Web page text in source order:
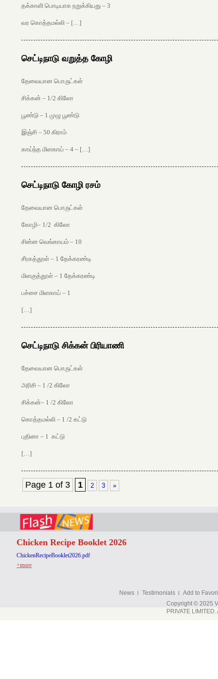
தக்காளி பொடியாக நறுக்கியது – 3
வர கொத்தமல்லி – […]
செட்டிநாடு வறுத்த கோழி
தேவையான பொருட்கள்
சிக்கன் – 1/2 கிலோ
பூண்டு – 1 முழு பூண்டு
இஞ்சி – 50 கிராம்
காய்ந்த மிளகாய் – 4 – […]
செட்டிநாடு கோழி ரசம்
தேவையான பொருட்கள்
கோழி– 1/2 கிலோ
சின்ன வெங்காயம் – 10
சீரகத்தூள் – 1 தேக்கரண்டி
மிளகுத்தூள் – 1 தேக்கரண்டி
பச்சை மிளகாய் – 1
[…]
செட்டிநாடு சிக்கன் பிரியாணி
தேவையான பொருட்கள்
அரிசி – 1 /2 கிலோ
சிக்கன்– 1 /2 கிலோ
கொத்தமல்லி – 1 /2 கட்டு
புதினா – 1 கட்டு
[…]
Page 1 of 3 1 2 3 »
Chicken Recipe Booklet 2026
ChickenRecipeBooklet2026.pdf
+more
News Testimonials
Add to
Copyright © 2025
PRIVATE